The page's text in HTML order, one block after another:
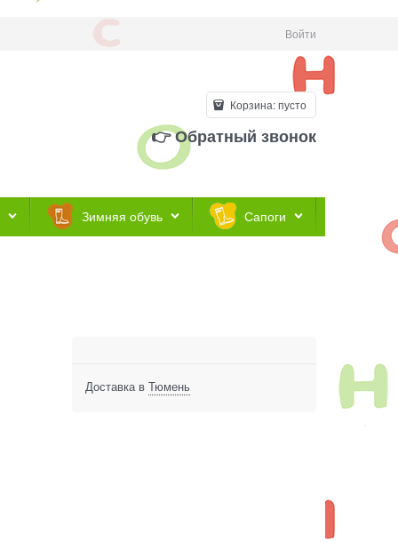
Войти
Корзина:пусто
👉 Обратный звонок
Зимняя обувь Сапоги
Доставка в Тюмень